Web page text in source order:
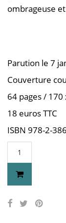
ombrageuse
Parution le 7
Couverture
64 pages /
18 euros TTC
ISBN 978-2-